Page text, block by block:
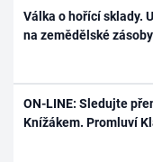
Válka o hořící sklady.
na zemědělské zásoby
ON-LINE: Sledujte
Knížákem. Promluví